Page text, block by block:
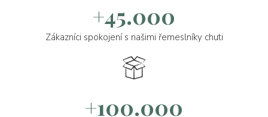
+45.000
Zákazníci spokojení s našimi řemeslníky chuti
+100.000